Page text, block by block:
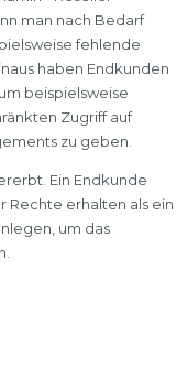
man nach Bedarf
fehlende
haben Endkunden
beispielsweise
Zugriff auf
zu geben.
Ein Endkunde
Rechte erhalten als ein
um das